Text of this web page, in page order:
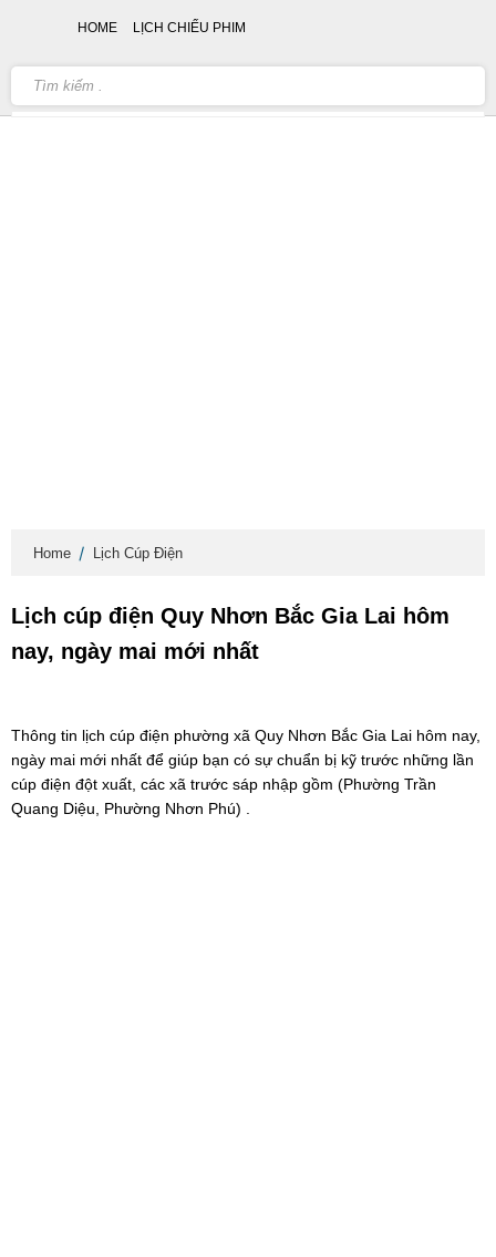
Home Lịch Cúp Điện
Lịch cúp điện Quy Nhơn Bắc Gia Lai hôm
nay, ngày mai mới nhất
Thông tin lịch cúp điện phường xã Quy Nhơn Bắc Gia Lai hôm nay,
ngày mai mới nhất để giúp bạn có sự chuẩn bị kỹ trước những lần
cúp điện đột xuất, các xã trước sáp nhập gồm (Phường Trần
Quang Diệu, Phường Nhơn Phú) .
HOME LỊCH CHIẾU PHIM